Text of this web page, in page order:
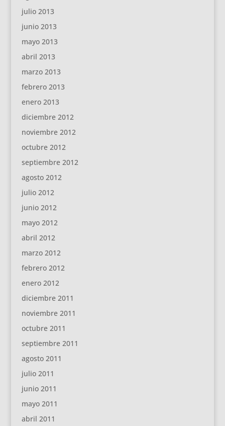
julio 2013
junio 2013
mayo 2013
abril 2013
marzo 2013
febrero 2013
enero 2013
diciembre 2012
noviembre 2012
octubre 2012
septiembre 2012
agosto 2012
julio 2012
junio 2012
mayo 2012
abril 2012
marzo 2012
febrero 2012
enero 2012
diciembre 2011
noviembre 2011
octubre 2011
septiembre 2011
agosto 2011
julio 2011
junio 2011
mayo 2011
abril 2011